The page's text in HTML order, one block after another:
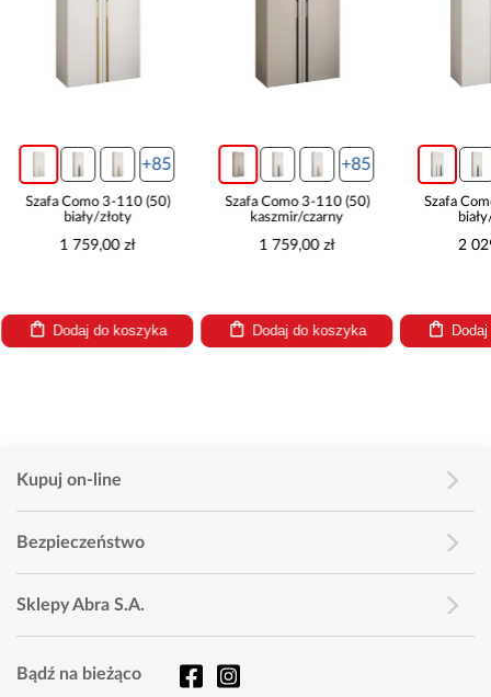
+85
Szafa Como 3-110 (50)
biały/złoty
1 759,00 zł
Dodaj do koszyka
+85
Szafa Como 3-110 (50)
kaszmir/czarny
1 759,00 zł
Dodaj do koszyka
Szafa
2
Kupuj on-line
Bezpieczeństwo
Sklepy Abra S.A.
Bądź na bieżąco